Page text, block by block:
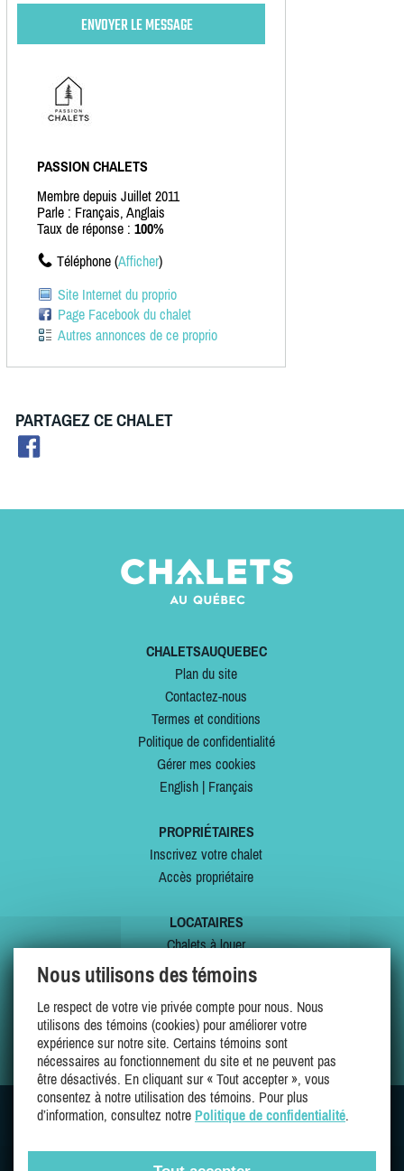
PASSION CHALETS
Membre depuis Juillet 2011
Parle : Français, Anglais
Taux de réponse : 100%
Téléphone (Afficher)
Site Internet du proprio
Page Facebook du chalet
Autres annonces de ce proprio
PARTAGEZ CE CHALET
CHALETSAUQUEBEC
Plan du site
Contactez-nous
Termes et conditions
Politique de confidentialité
Gérer mes cookies
English| Français
PROPRIÉTAIRES
Inscrivez votre chalet
Accès propriétaire
LOCATAIRES
Chalets à louer
Chalets à vendre
Offres spéciales
Mes favoris
SUIVEZ-NOUS SUR
Nous utilisons des témoins
Le respect de votre vie privée compte pour nous. Nous
utilisons des témoins (cookies) pour améliorer votre
expérience sur notre site. Certains témoins sont
nécessaires au fonctionnement du site et ne peuvent pas
être désactivés. En cliquant sur « Tout accepter », vous
consentez à notre utilisation des témoins. Pour plus
d’information, consultez notre Politique de confidentialité.